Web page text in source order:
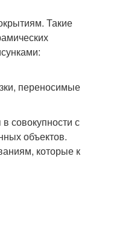
Такие
переносимые
совокупности с
объектов.
которые к